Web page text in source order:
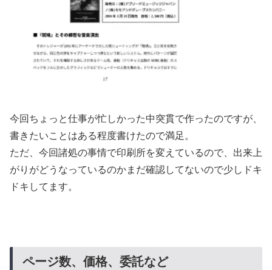
今回ちょっと仕事が忙しかった中突貫で作ったのですが、
書きたいことはある程度書けたので満足。
ただ、今回諸処の事情で印刷所を変えているので、出来上
がりがどうなっているのかまだ確認してないので少しドキ
ドキしてます。
ページ数、価格、委託など